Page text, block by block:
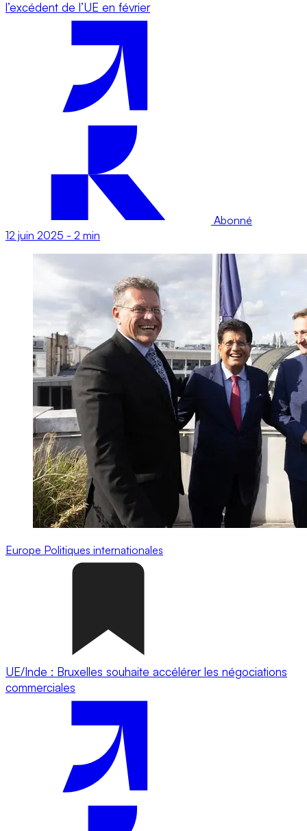
l’excédent de l’UE en février
Abonné
12 juin 2025 - 2 min
Europe Politiques internationales
UE/Inde : Bruxelles souhaite accélérer les négociations
commerciales